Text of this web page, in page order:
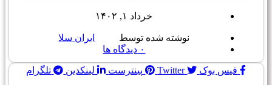
خرداد ۱, ۱۴۰۲
نوشته شده توسط
ایران سلا
۰ دیدگاه ها
فیس بوک Twitter پینترست لینکدین تلگرام